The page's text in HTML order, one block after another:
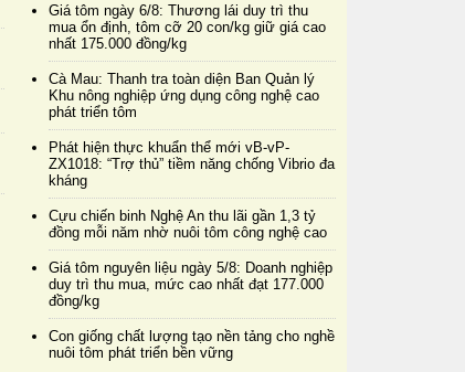
Giá tôm ngày 6/8: Thương lái duy trì thu
mua ổn định, tôm cỡ 20 con/kg giữ giá cao
nhất 175.000 đồng/kg
Cà Mau: Thanh tra toàn diện Ban Quản lý
Khu nông nghiệp ứng dụng công nghệ cao
phát triển tôm
Phát hiện thực khuẩn thể mới vB-vP-
ZX1018: “Trợ thủ” tiềm năng chống Vibrio đa
kháng
Cựu chiến binh Nghệ An thu lãi gần 1,3 tỷ
đồng mỗi năm nhờ nuôi tôm công nghệ cao
Giá tôm nguyên liệu ngày 5/8: Doanh nghiệp
duy trì thu mua, mức cao nhất đạt 177.000
đồng/kg
Con giống chất lượng tạo nền tảng cho nghề
nuôi tôm phát triển bền vững